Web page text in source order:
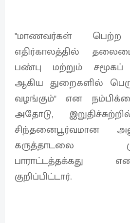
"மாணவர்கள்
எதிர்காலத்தில்
பண்பு மற்றும் சமூகப்
ஆகிய துறைகளில்
வழங்கும்" என
அதோடு,
சிந்தனைபூர்வமான
கருத்தாடலை
பாராட்டத்தக்கது
குறிப்பிட்டார்.